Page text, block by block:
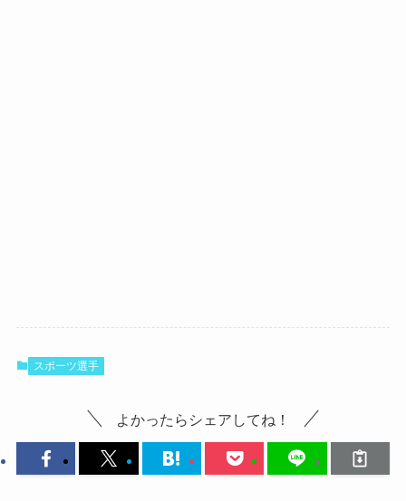
スポーツ選手
よかったらシェアしてね！